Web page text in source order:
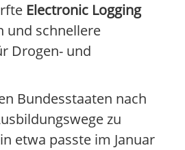
Electronic Logging
und schnellere
Drogen- und
Bundesstaaten nach
zu
etwa passte im Januar